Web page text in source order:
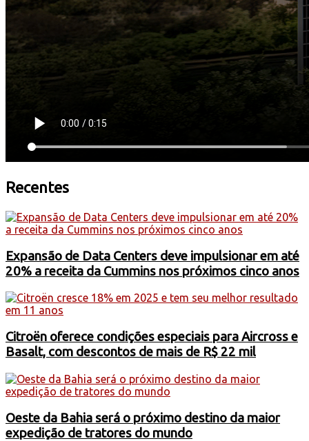
Recentes
Expansão de Data Centers deve impulsionar em até
20% a receita da Cummins nos próximos cinco anos
Citroën oferece condições especiais para Aircross e
Basalt, com descontos de mais de R$ 22 mil
Oeste da Bahia será o próximo destino da maior
expedição de tratores do mundo